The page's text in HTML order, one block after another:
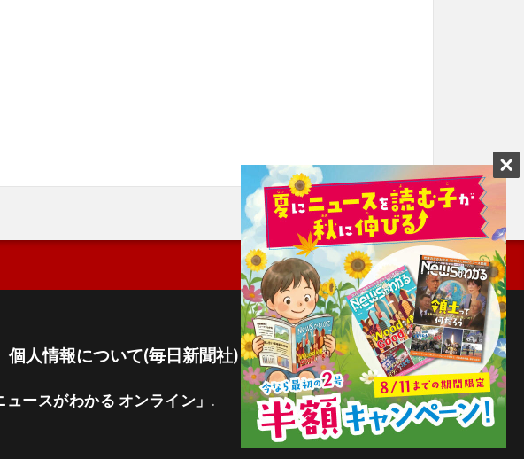
個人情報について(毎日新聞社)
ースがわかる オンライン」 .